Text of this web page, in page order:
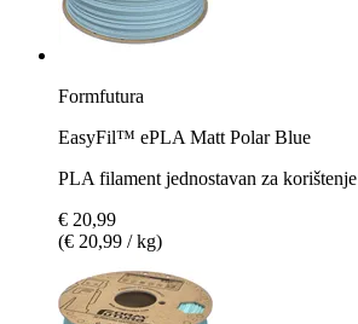
Formfutura
EasyFil™ ePLA Matt Polar Blue
PLA filament jednostavan za korištenje
€ 20,99
(€ 20,99 / kg)